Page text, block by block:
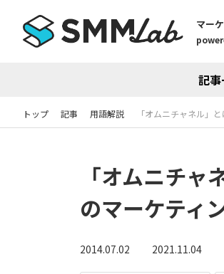
マー
記
トップ 記事 用語解説 「オムニチャネル」
「オムニチ
のマーケティ
2014.07.02 2021.11.04